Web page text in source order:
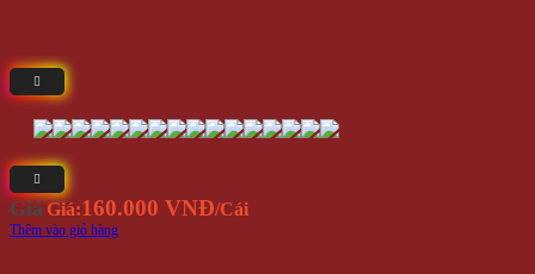
Giá Giá:160.000 VNĐ/Cái
Thêm vào giỏ hàng